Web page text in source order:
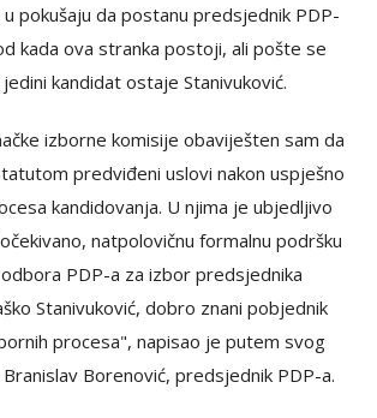
pokušaju da postanu predsjednik PDP-
kada ova stranka postoji, ali pošte se
kandidat ostaje Stanivuković.
izborne komisije obaviješten sam da
predviđeni uslovi nakon uspješno
kandidovanja. U njima je ubjedljivo
natpolovičnu formalnu podršku
PDP-a za izbor predsjednika
Stanivuković, dobro znani pobjednik
procesa", napisao je putem svog
Borenović, predsjednik PDP-a.